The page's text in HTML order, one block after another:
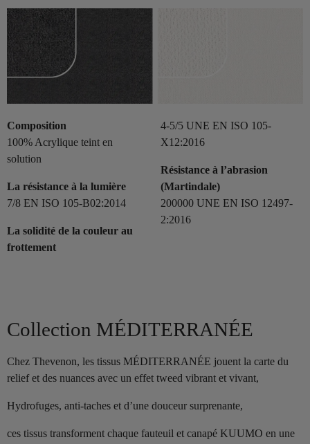
Composition
100% Acrylique teint en
solution
La résistance à la lumière
7/8 EN ISO 105-B02:2014
La solidité de la couleur au
frottement
4-5/5 UNE EN ISO 105-
X12:2016
Résistance à l’abrasion
(Martindale)
200000 UNE EN ISO 12497-
2:2016
Collection MÉDITERRANÉE
Chez Thevenon, les tissus MÉDITERRANÉE jouent la carte du
relief et des nuances avec un effet tweed vibrant et vivant,
Hydrofuges, anti-taches et d’une douceur surprenante,
ces tissus transforment chaque fauteuil et canapé KUUMO en une